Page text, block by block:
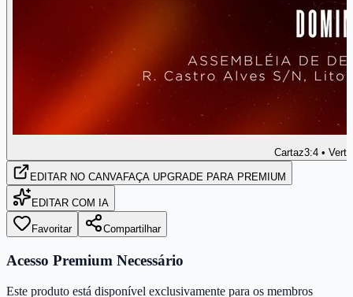
Cartaz3:4 •
EDITAR NO CANVAFAÇA UPGRADE PARA PREMIUM
EDITAR COM IA
Favoritar Compartilhar
Acesso Premium Necessário
Este produto está disponível exclusivamente para os membros